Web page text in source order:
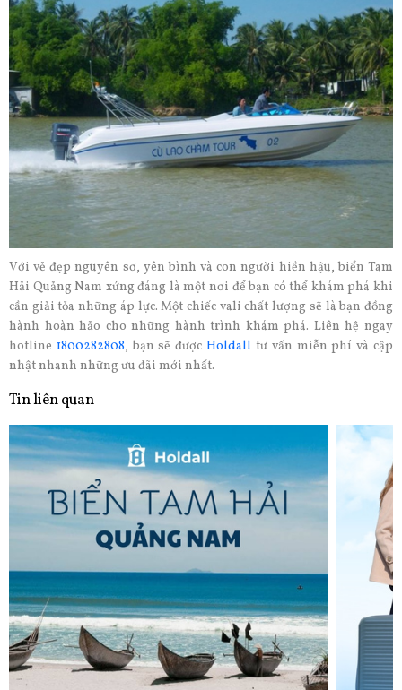
Với vẻ đẹp nguyên sơ, yên bình và con người hiền hậu, biển Tam
Hải Quảng Nam xứng đáng là một nơi để bạn có thể khám phá khi
cần giải tỏa những áp lực. Một chiếc vali chất lượng sẽ là bạn đồng
hành hoàn hảo cho những hành trình khám phá. Liên hệ ngay
hotline 1800282808, bạn sẽ đượcHoldall tư vấn miễn phí và cập
nhật nhanh những ưu đãi mới nhất.
Tin liên quan